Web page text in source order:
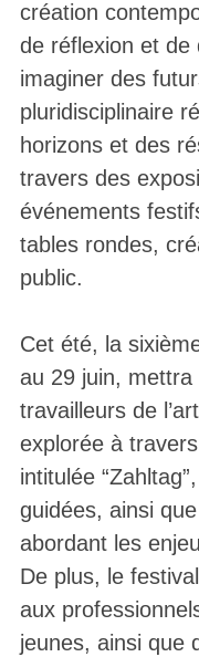
création
de réflexion et de
imaginer des
pluridisciplinaire
horizons et des
travers des
événements
tables rondes,
public.
Cet été, la
au 29 juin, mettra
travailleurs de
explorée à
intitulée
guidées, ainsi
abordant les
De plus, le
aux
jeunes, ainsi que